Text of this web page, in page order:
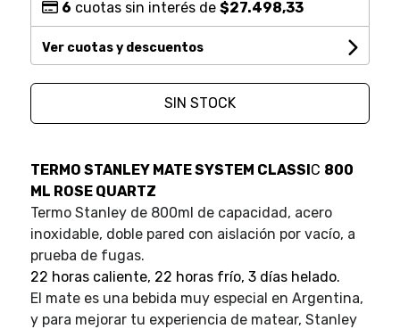
6 cuotas sin interés de $27.498,33
Ver cuotas y descuentos
SIN STOCK
TERMO STANLEY MATE SYSTEM CLASSIC 800
ML ROSE QUARTZ
Termo Stanley de 800ml de capacidad, acero
inoxidable, doble pared con aislación por vacío, a
prueba de fugas.
22 horas caliente, 22 horas frío, 3 días helado.
El mate es una bebida muy especial en Argentina,
y para mejorar tu experiencia de matear, Stanley